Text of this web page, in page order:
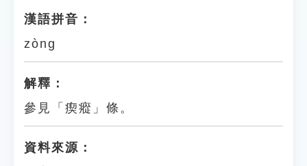
漢語拼音：
zòng
解釋：
參見「瘈瘲」條。
資料來源：